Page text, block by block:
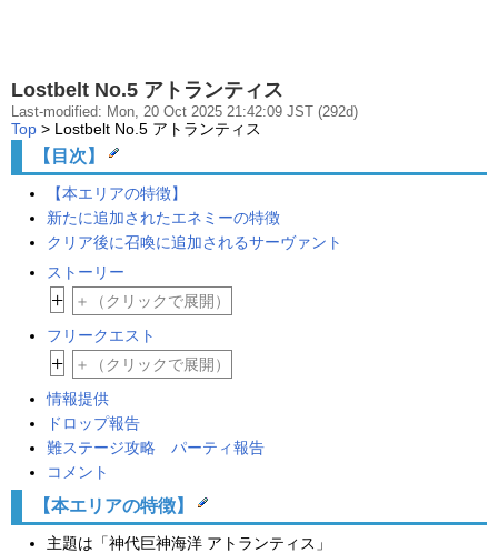
Lostbelt No.5 アトランティス
Last-modified: Mon, 20 Oct 2025 21:42:09 JST (292d)
Top > Lostbelt No.5 アトランティス
【目次】
【本エリアの特徴】
新たに追加されたエネミーの特徴
クリア後に召喚に追加されるサーヴァント
ストーリー
+
＋（クリックで展開）
フリークエスト
+
＋（クリックで展開）
情報提供
ドロップ報告
難ステージ攻略 パーティ報告
コメント
【本エリアの特徴】
主題は「神代巨神海洋 アトランティス」